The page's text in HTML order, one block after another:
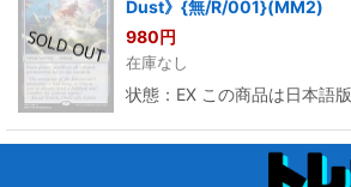
Dust》{無/R/001}(MM2)
980円
在庫なし
状態：EX この商品は日本語版